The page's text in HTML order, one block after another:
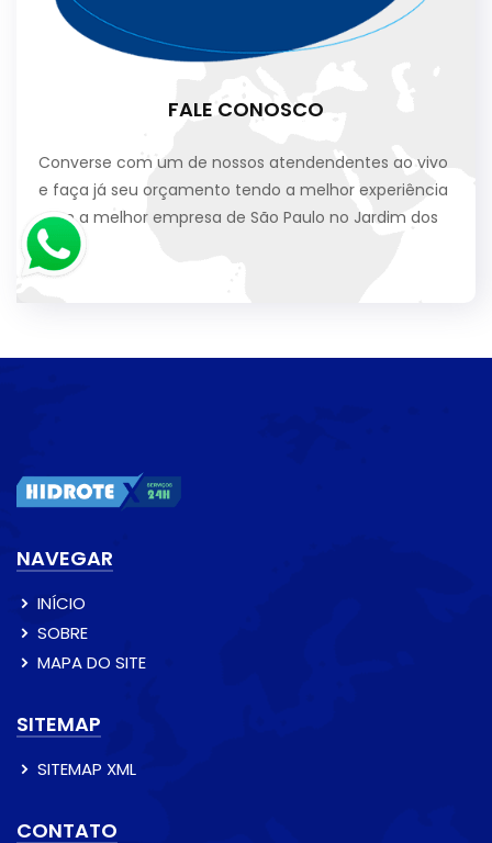
FALE CONOSCO
Converse com um de nossos atendendentes ao vivo
e faça já seu orçamento tendo a melhor experiência
com a melhor empresa de São Paulo no Jardim dos
Lagos.
NAVEGAR
INÍCIO
SOBRE
MAPA DO SITE
SITEMAP
SITEMAP XML
CONTATO